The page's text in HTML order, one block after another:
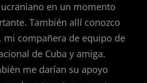
en un momento
También allí conozco
mi compañera de equipo de
de Cuba y amiga.
me darían su apoyo